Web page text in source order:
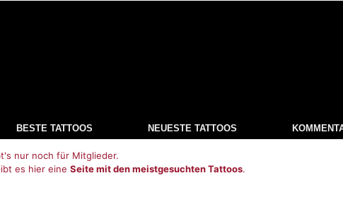
BESTE TATTOOS NEUESTE TATTOOS
nur noch für Mitglieder.
es hier eine Seite mit den meistgesuchten Tattoos.